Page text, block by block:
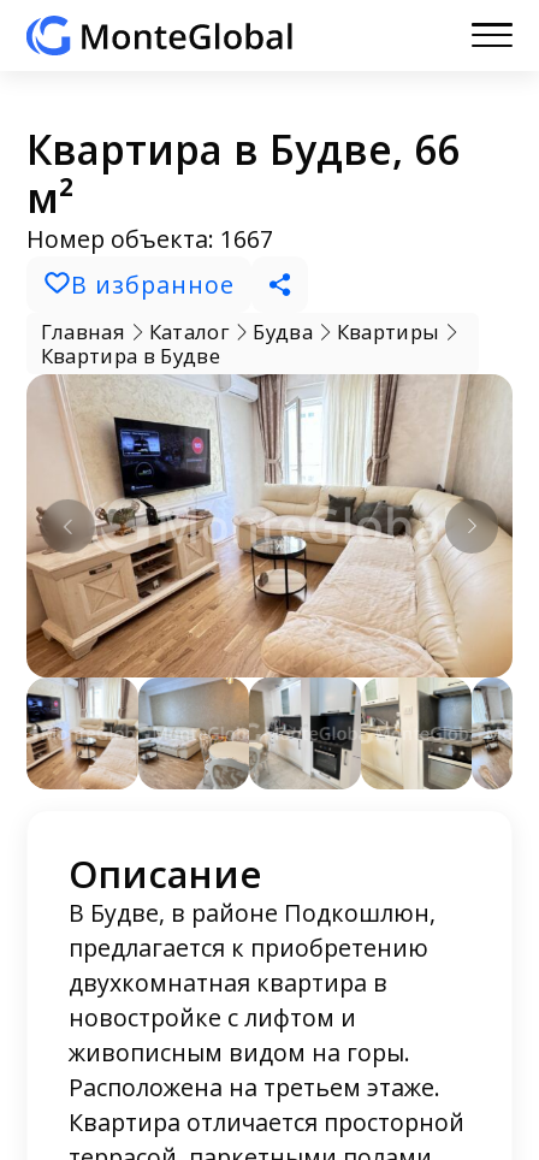
Квартира в Будве, 66
м²
Номер объекта: 1667
В избранное
Главная Каталог Будва
Квартиры
Квартира в Будве
Описание
В Будве, в районе Подкошлюн,
предлагается к приобретению
двухкомнатная квартира в
новостройке с лифтом и
живописным видом на горы.
Расположена на третьем этаже.
Квартира отличается просторной